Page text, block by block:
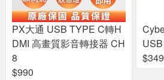
PX大通 USB TYPE C轉H
DMI 高畫質影音轉接器 CH
8
$990
$349